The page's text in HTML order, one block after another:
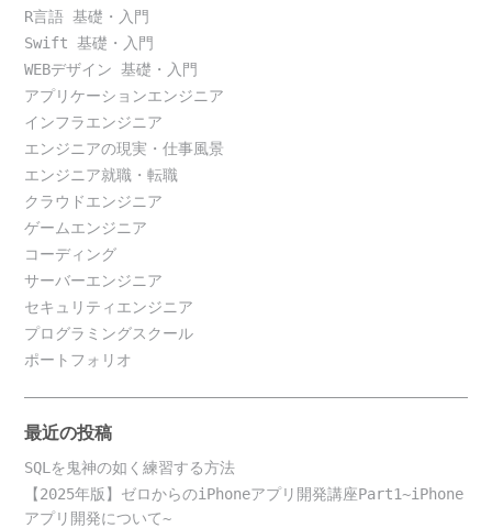
R言語 基礎・入門
Swift 基礎・入門
WEBデザイン 基礎・入門
アプリケーションエンジニア
インフラエンジニア
エンジニアの現実・仕事風景
エンジニア就職・転職
クラウドエンジニア
ゲームエンジニア
コーディング
サーバーエンジニア
セキュリティエンジニア
プログラミングスクール
ポートフォリオ
最近の投稿
SQLを鬼神の如く練習する方法
【2025年版】ゼロからのiPhoneアプリ開発講座Part1~iPhone
アプリ開発について~